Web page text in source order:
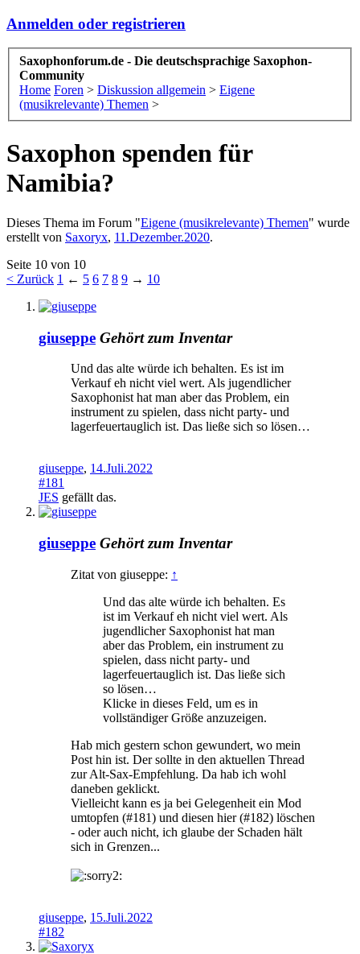
Anmelden oder registrieren
Saxophonforum.de - Die deutschsprachige Saxophon-
Community
Home Foren > Diskussion allgemein > Eigene
(musikrelevante) Themen >
Saxophon spenden für
Namibia?
Dieses Thema im Forum "Eigene (musikrelevante) Themen" wurde
erstellt von Saxoryx, 11.Dezember.2020.
Seite 10 von 10
< Zurück 1 ← 5 6 7 8 9 → 10
giuseppe Gehört zum Inventar
Und das alte würde ich behalten. Es ist im
Verkauf eh nicht viel wert. Als jugendlicher
Saxophonist hat man aber das Problem, ein
instrument zu spielen, dass nicht party- und
lagerfeuertauglich ist. Das ließe sich so lösen…
giuseppe, 14.Juli.2022
#181
JES gefällt das.
giuseppe Gehört zum Inventar
Zitat von giuseppe: ↑
Und das alte würde ich behalten. Es
ist im Verkauf eh nicht viel wert. Als
jugendlicher Saxophonist hat man
aber das Problem, ein instrument zu
spielen, dass nicht party- und
lagerfeuertauglich ist. Das ließe sich
so lösen…
Klicke in dieses Feld, um es in
vollständiger Größe anzuzeigen.
Hab mich gestern schon gewundert, wo mein
Post hin ist. Der sollte in den aktuellen Thread
zur Alt-Sax-Empfehlung. Da hab ich wohl
daneben geklickt.
Vielleicht kann es ja bei Gelegenheit ein Mod
umtopfen (#181) und diesen hier (#182) löschen
- oder auch nicht, ich glaube der Schaden hält
sich in Grenzen...
giuseppe, 15.Juli.2022
#182